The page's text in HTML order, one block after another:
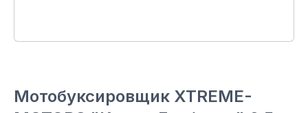
Мотобуксировщик XTREME-